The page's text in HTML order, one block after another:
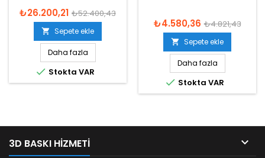
₺26.200,21 ₺52.400,43
 Sepete ekle
Daha fazla
 Stokta VAR
₺4.580,36 ₺4.821,43
 Sepete ekle
Daha fazla
 Stokta VAR
3D BASKI HIZMETI 